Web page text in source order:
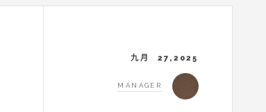
九月 27,2025
MANAGER